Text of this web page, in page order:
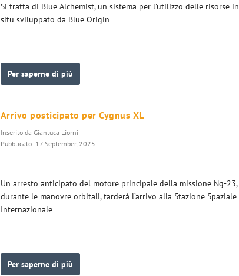
Si tratta di Blue Alchemist, un sistema per l’utilizzo delle risorse in
situ sviluppato da Blue Origin
Per saperne di più
Arrivo posticipato per Cygnus XL
Inserito da Gianluca Liorni
Pubblicato: 17 September, 2025
Un arresto anticipato del motore principale della missione Ng-23,
durante le manovre orbitali, tarderà l’arrivo alla Stazione Spaziale
Internazionale
Per saperne di più